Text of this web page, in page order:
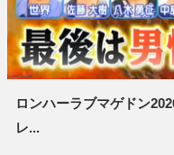
ロンハーラブマゲドン
レ...